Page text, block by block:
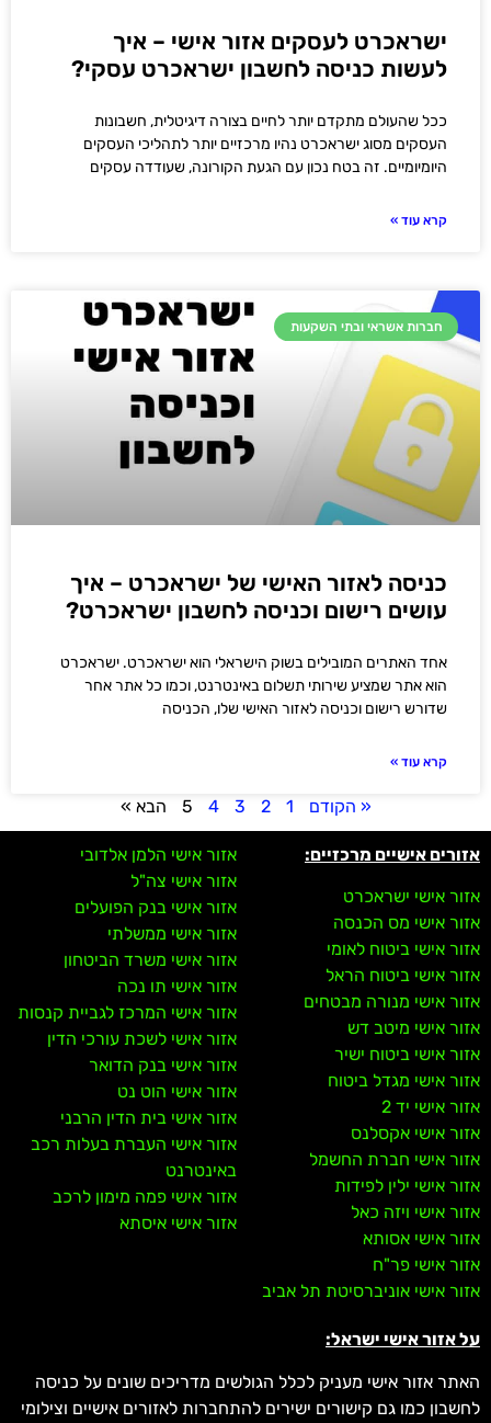
ישראכרט לעסקים אזור אישי – איך
לעשות כניסה לחשבון ישראכרט עסקי?
ככל שהעולם מתקדם יותר לחיים בצורה דיגיטלית, חשבונות
העסקים מסוג ישראכרט נהיו מרכזיים יותר לתהליכי העסקים
היומיומיים. זה בטח נכון עם הגעת הקורונה, שעודדה עסקים
קרא עוד »
חברות אשראי ובתי השקעות
כניסה לאזור האישי של ישראכרט – איך
עושים רישום וכניסה לחשבון ישראכרט?
אחד האתרים המובילים בשוק הישראלי הוא ישראכרט. ישראכרט
הוא אתר שמציע שירותי תשלום באינטרנט, וכמו כל אתר אחר
שדורש רישום וכניסה לאזור האישי שלו, הכניסה
קרא עוד »
« הקודם 1
2
3
4
5 הבא »
אזורים אישיים מרכזיים:
אזור אישי ישראכרט
אזור אישי מס הכנסה
אזור אישי ביטוח לאומי
אזור אישי ביטוח הראל
אזור אישי מנורה מבטחים
אזור אישי מיטב דש
אזור אישי ביטוח ישיר
אזור אישי מגדל ביטוח
אזור אישי יד 2
אזור אישי אקסלנס
אזור אישי חברת החשמל
אזור אישי ילין לפידות
אזור אישי ויזה כאל
אזור אישי אסותא
אזור אישי פר"ח
אזור אישי אוניברסיטת תל אביב
אזור אישי הלמן אלדובי
אזור אישי צה"ל
אזור אישי בנק הפועלים
אזור אישי ממשלתי
אזור אישי משרד הביטחון
אזור אישי תו נכה
אזור אישי המרכז לגביית קנסות
אזור אישי לשכת עורכי הדין
אזור אישי בנק הדואר
אזור אישי הוט נט
אזור אישי בית הדין הרבני
אזור אישי העברת בעלות רכב
באינטרנט
אזור אישי פמה מימון לרכב
אזור אישי איסתא
על אזור אישי ישראל:
האתר אזור אישי מעניק לכלל הגולשים מדריכים שונים על כניסה
לחשבון כמו גם קישורים ישירים להתחברות לאזורים אישיים וצילומי